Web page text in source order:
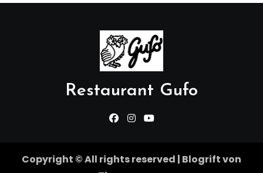
Restaurant Gufo
Copyright © All rights reserved | Blogriftvon